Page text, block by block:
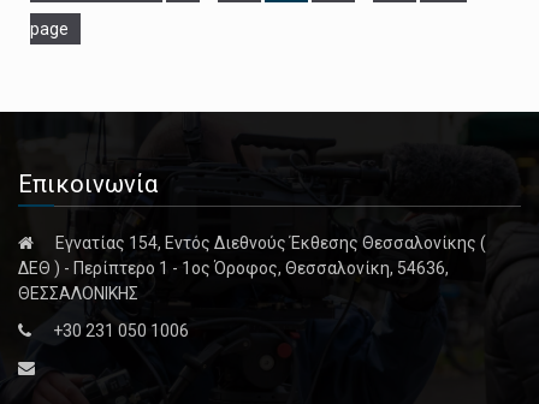
page
Επικοινωνία
Εγνατίας 154, Εντός Διεθνούς Έκθεσης Θεσσαλονίκης (
ΔΕΘ ) - Περίπτερο 1 - 1ος Όροφος, Θεσσαλονίκη, 54636,
ΘΕΣΣΑΛΟΝΙΚΗΣ
+30 231 050 1006